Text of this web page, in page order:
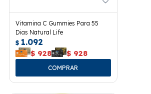
Vitamina C Gummies Para 55
Dias Natural Life
$ 1.092
$ 928 $ 928